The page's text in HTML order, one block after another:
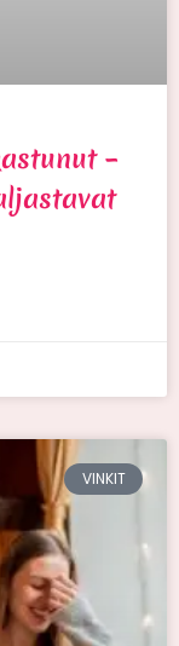
–
VINKIT